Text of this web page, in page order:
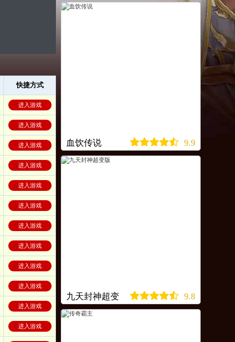
快捷方式
进入游戏
进入游戏
进入游戏
进入游戏
进入游戏
进入游戏
进入游戏
进入游戏
进入游戏
进入游戏
进入游戏
进入游戏
血饮传说 9.9
九天封神超变 9.8